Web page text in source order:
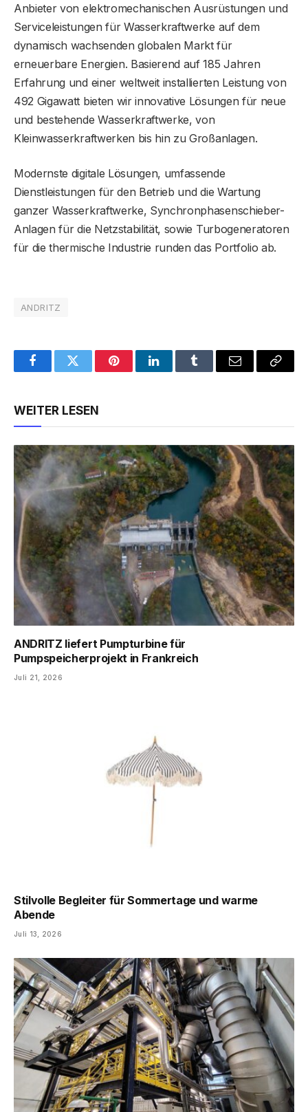
Anbieter von elektromechanischen Ausrüstungen und
Serviceleistungen für Wasserkraftwerke auf dem
dynamisch wachsenden globalen Markt für
erneuerbare Energien. Basierend auf 185 Jahren
Erfahrung und einer weltweit installierten Leistung von
492 Gigawatt bieten wir innovative Lösungen für neue
und bestehende Wasserkraftwerke, von
Kleinwasserkraftwerken bis hin zu Großanlagen.
Modernste digitale Lösungen, umfassende
Dienstleistungen für den Betrieb und die Wartung
ganzer Wasserkraftwerke, Synchronphasenschieber-
Anlagen für die Netzstabilität, sowie Turbogeneratoren
für die thermische Industrie runden das Portfolio ab.
ANDRITZ
FacebookTwitter PinterestLinkedInTumblr Email
Copy
WEITER LESEN
ANDRITZ liefert Pumpturbine für
Pumpspeicherprojekt in Frankreich
Juli 21, 2026
Stilvolle Begleiter für Sommertage und warme
Abende
Juli 13, 2026